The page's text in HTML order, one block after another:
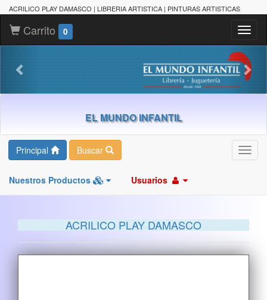
ACRILICO PLAY DAMASCO | LIBRERIA ARTISTICA | PINTURAS ARTISTICAS
Carrito 0
EL MUNDO INFANTIL
Principal Buscar
Nuestros Productos Usuarios
ACRILICO PLAY DAMASCO